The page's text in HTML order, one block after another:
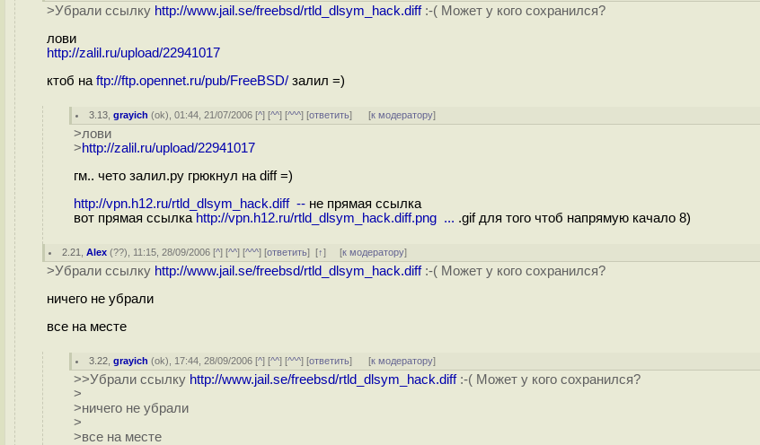
>Убрали ссылку http://www.jail.se/freebsd/rtld_dlsym_hack.diff:-( Может у кого сохранился?
лови
http://zalil.ru/upload/22941017
ктоб на ftp://ftp.opennet.ru/pub/FreeBSD/ залил =)
3.13 ,grayich (ok), 01:44, 21/07/2006 [^] [^^] [^^^] [ответить] [к модератору]
>лови
>http://zalil.ru/upload/22941017
гм.. чето залил.ру грюкнул на diff =)
http://vpn.h12.ru/rtld_dlsym_hack.diff -- не прямая ссылка
вот прямая ссылка http://vpn.h12.ru/rtld_dlsym_hack.diff.png ... .gif для того чтоб напрямую качало 8)
2.21 ,Alex (??), 11:15, 28/09/2006 [^] [^^] [^^^] [ответить][↑] [к модератору]
>Убрали ссылку http://www.jail.se/freebsd/rtld_dlsym_hack.diff:-( Может у кого сохранился?
ничего не убрали
все на месте
3.22 ,grayich (ok), 17:44, 28/09/2006 [^] [^^] [^^^] [ответить] [к модератору]
>>Убрали ссылку http://www.jail.se/freebsd/rtld_dlsym_hack.diff:-( Может у кого сохранился?
>
>ничего не убрали
>
>все на месте